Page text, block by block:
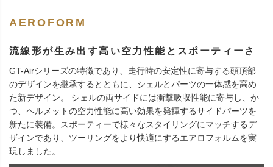
AEROFORM
流線形が生み出す高い空力性能とスポーティーさ
GT-Airシリーズの特徴であり、走行時の安定性に寄与する頭頂部
のデザインを継承するとともに、シェルとパーツの一体感を高め
た新デザイン。 シェルの両サイドには衝撃吸収性能に寄与し、か
つ、ヘルメットの空力性能に高い効果を発揮するサイドパーツを
新たに装備。スポーティーで様々なスタイリングにマッチするデ
ザインであり、ツーリングをより快適にするエアロフォルムを実
現しました。